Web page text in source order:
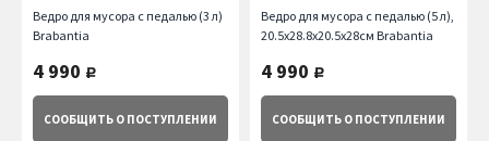
Ведро для мусора с педалью (3 л)
Brabantia
4 990 руб.
СООБЩИТЬ О ПОСТУПЛЕНИИ
Ведро для мусора с педалью (5 л),
20.5х28.8х20.5х28см Brabantia
4 990 руб.
СООБЩИТЬ О ПОСТУПЛЕНИИ